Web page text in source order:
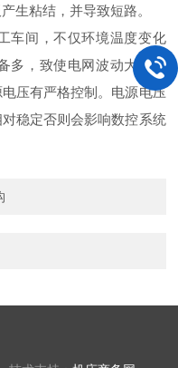
生粘结，并导致短路。
车间，不仅环境温度变化
多，致使电网波动大。因
压有严格控制。电源电压
稳定否则会影响数控系统